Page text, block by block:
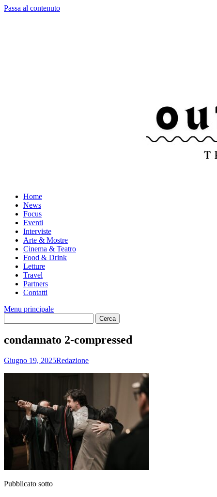
Passa al contenuto
Home
News
Focus
Eventi
Interviste
Arte & Mostre
Cinema & Teatro
Food & Drink
Letture
Travel
Partners
Contatti
Menu principale
condannato 2-compressed
Giugno 19, 2025Redazione
Pubblicato sotto